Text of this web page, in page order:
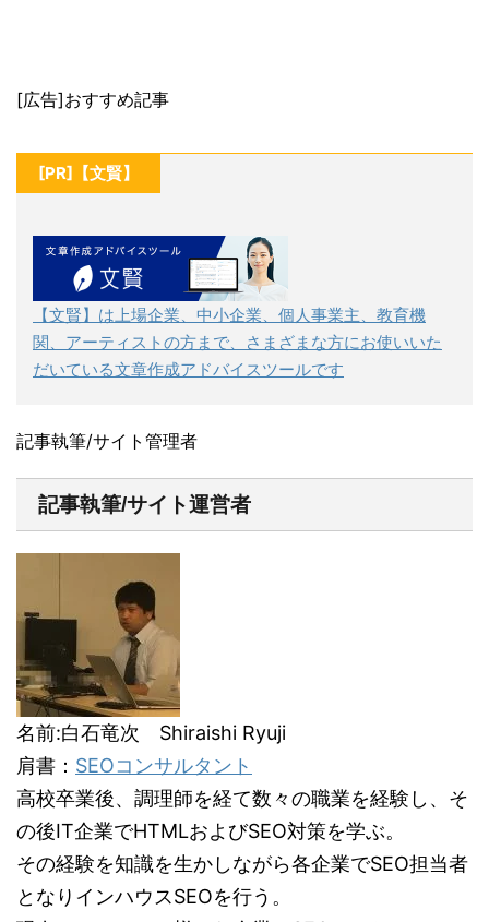
[広告]おすすめ記事
[PR]【文賢】
【文賢】は上場企業、中小企業、個人事業主、教育機
関、アーティストの方まで、さまざまな方にお使いいた
だいている文章作成アドバイスツールです
記事執筆/サイト管理者
記事執筆/サイト運営者
名前:白石竜次 Shiraishi Ryuji
肩書： SEOコンサルタント
高校卒業後、調理師を経て数々の職業を経験し、そ
の後IT企業でHTMLおよびSEO対策を学ぶ。
その経験を知識を生かしながら各企業でSEO担当者
となりインハウスSEOを行う。